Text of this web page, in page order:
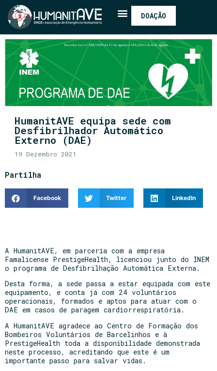
DOAÇÃO
HumanitAVE equipa sede com
Desfibrilhador Automático
Externo (DAE)
19 Dezembro 2021
Partilha
Facebook Twitter LinkedIn
A HumanitAVE, em parceria com a empresa
Famalicense PrestigeHealth, licenciou junto do INEM
o programa de Desfibrilhação Automática Externa.
Desta forma, a sede passa a estar equipada com este
equipamento, e conta já com 24 voluntários
operacionais, formados e aptos para atuar com o
DAE em casos de paragem cardiorrespiratória.
A HumanitAVE agradece ao Centro de Formação dos
Bombeiros Voluntários de Barcelinhos e à
PrestigeHealth toda a disponibilidade demonstrada
neste processo, acreditando que este é um
importante passo para salvar vidas.